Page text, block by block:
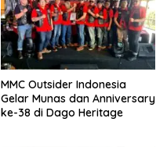
MMC Outsider Indonesia
Gelar Munas dan Anniversary
ke-38 di Dago Heritage